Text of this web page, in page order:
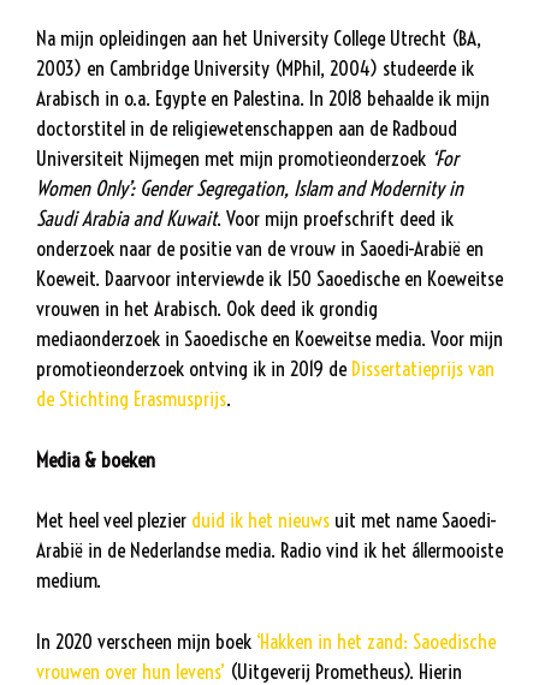
Na mijn opleidingen aan het University College Utrecht (BA,
2003) en Cambridge University (MPhil, 2004) studeerde ik
Arabisch in o.a. Egypte en Palestina. In 2018 behaalde ik mijn
doctorstitel in de religiewetenschappen aan de Radboud
Universiteit Nijmegen met mijn promotieonderzoek ‘For
Women Only’: Gender Segregation, Islam and Modernity in
Saudi Arabia and Kuwait. Voor mijn proefschrift deed ik
onderzoek naar de positie van de vrouw in Saoedi-Arabië en
Koeweit. Daarvoor interviewde ik 150 Saoedische en Koeweitse
vrouwen in het Arabisch. Ook deed ik grondig
mediaonderzoek in Saoedische en Koeweitse media. Voor mijn
promotieonderzoek ontving ik in 2019 de Dissertatieprijs van
de Stichting Erasmusprijs.
Media & boeken
Met heel veel plezier duid ik het nieuws uit met name Saoedi-
Arabië in de Nederlandse media. Radio vind ik het állermooiste
medium.
In 2020 verscheen mijn boek ‘Hakken in het zand: Saoedische
vrouwen over hun levens’ (Uitgeverij Prometheus). Hierin